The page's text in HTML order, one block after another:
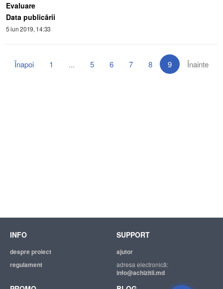
Evaluare
Data publicării
5 iun 2019, 14:33
Înapoi 1 ... 5 6 7 8 9 Înainte
INFO
despre proiect
regulament
SUPPORT
ajutor
adresa electronică:
info@achizitii.md